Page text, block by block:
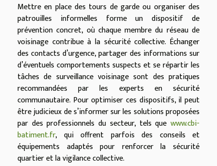
Mettre en place des tours de garde ou organiser des
patrouilles informelles forme un dispositif de
prévention concret, où chaque membre du réseau de
voisinage contribue à la sécurité collective. Échanger
des contacts d’urgence, partager des informations sur
d’éventuels comportements suspects et se répartir les
tâches de surveillance voisinage sont des pratiques
recommandées par les experts en sécurité
communautaire. Pour optimiser ces dispositifs, il peut
être judicieux de s’informer sur les solutions proposées
par des professionnels du secteur, tels que www.cbi-
batiment.fr, qui offrent parfois des conseils et
équipements adaptés pour renforcer la sécurité
quartier et la vigilance collective.